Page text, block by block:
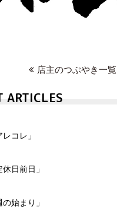
店主のつぶやき一覧
ARTICLES
コレ」
日前日」
始まり」